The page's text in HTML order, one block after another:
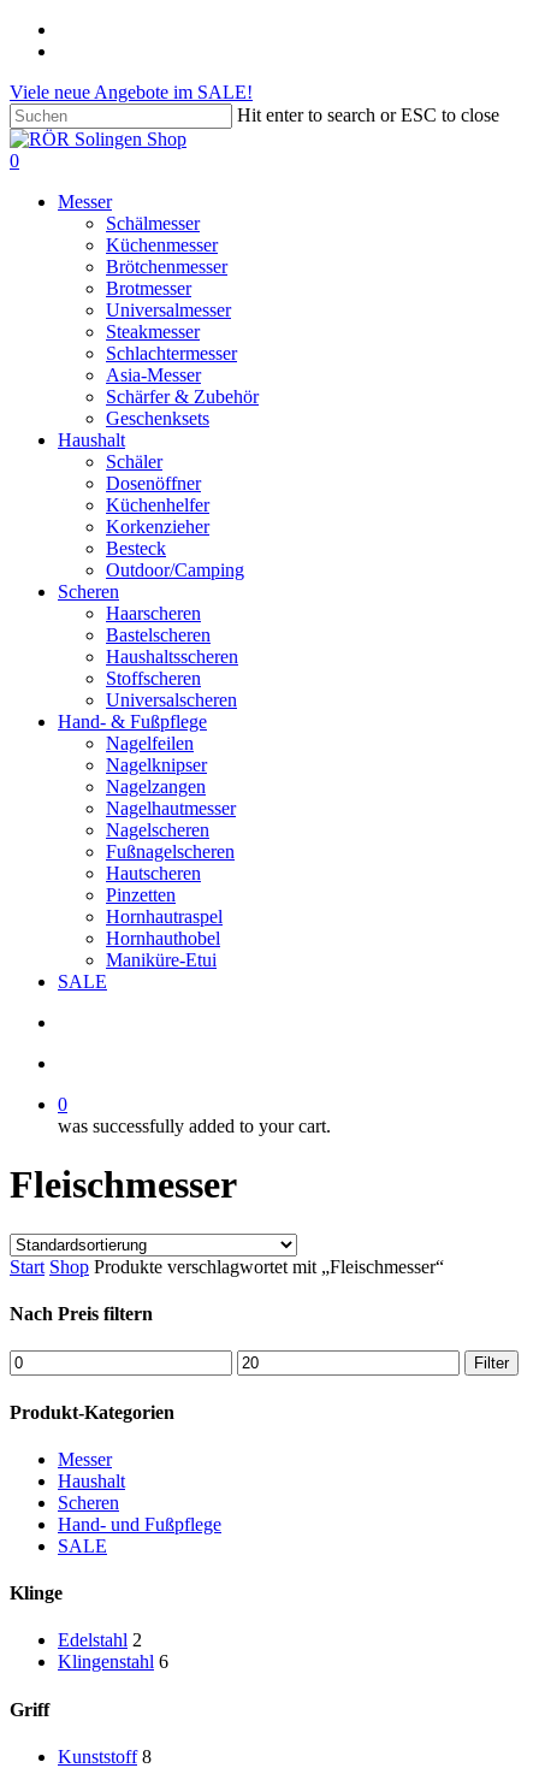
Skip
content
Viele neue Angebote im SALE!
Hit enter to search or ESC to close
Close
Search
search
account
0
Messer
Schälmesser
Küchenmesser
Brötchenmesser
Brotmesser
Universalmesser
Steakmesser
Schlachtermesser
Asia-Messer
Schärfer & Zubehör
Geschenksets
Haushalt
Schäler
Dosenöffner
Küchenhelfer
Korkenzieher
Besteck
Outdoor/Camping
Scheren
Haarscheren
Bastelscheren
Haushaltsscheren
Stoffscheren
Universalscheren
Hand- & Fußpflege
Nagelfeilen
Nagelknipser
Nagelzangen
Nagelhautmesser
Nagelscheren
Fußnagelscheren
Hautscheren
Pinzetten
Hornhautraspel
Hornhauthobel
Maniküre-Etui
SALE
0
was successfully added to your cart.
Fleischmesser
Start Shop Produkte verschlagwortet mit „Fleischmesser“
Nach Preis filtern
Min.
Preis
Max.
Preis
Filter
Produkt-Kategorien
Messer
Haushalt
Scheren
Hand- und Fußpflege
SALE
Klinge
Edelstahl 2
Klingenstahl 6
Griff
Kunststoff 8